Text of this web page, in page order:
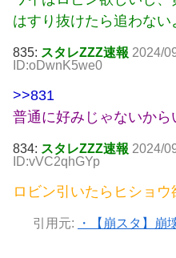
はすり抜けたら追わない
835: スタレZZZ速報 2024/
ID:oDwnK5we0
>>831
普通に好みじゃないから
834: スタレZZZ速報 2024/
ID:vVC2qhGYp
ロビン引いたらヒショウ
引用元:
・【崩スタ】